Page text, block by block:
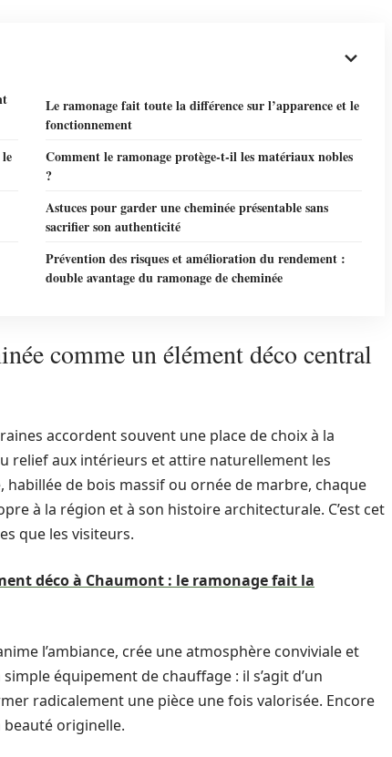
Le ramonage fait toute la différence sur l’apparence et le
fonctionnement
Comment le ramonage protège-t-il les matériaux nobles
?
Astuces pour garder une cheminée présentable sans
sacrifier son authenticité
Prévention des risques et amélioration du rendement :
double avantage du ramonage de cheminée
comme un élément déco central
accordent souvent une place de choix à la
relief aux intérieurs et attire naturellement les
habillée de bois massif ou ornée de marbre, chaque
à la région et à son histoire architecturale. C’est cet
que les visiteurs.
déco à Chaumont : le ramonage fait la
l’ambiance, crée une atmosphère conviviale et
simple équipement de chauffage : il s’agit d’un
radicalement une pièce une fois valorisée. Encore
originelle.